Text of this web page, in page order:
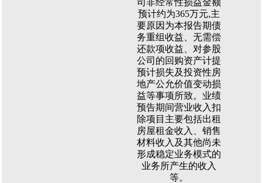
司非经常性损益金额
预计约为365万元,主
要原因为本报告期债
务重组收益、无需偿
还款项收益、对参股
公司的回购资产计提
预计损失及投资性房
地产公允价值变动损
益等事项所致。业绩
预告期间营业收入扣
除项目主要包括出租
房屋租金收入、销售
材料收入及其他尚未
形成稳定业务模式的
业务所产生的收入
等。